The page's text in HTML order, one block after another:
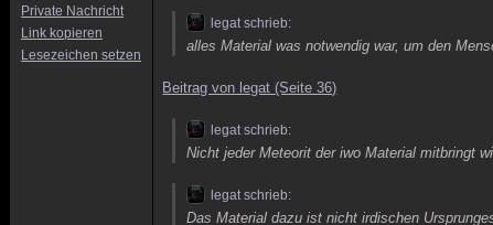
Private Nachricht
Link kopieren
Lesezeichen setzen
legat schrieb:
alles Material was notwendig war, um den
Beitrag von legat (Seite 36)
legat schrieb:
Nicht jeder Meteorit der iwo Material mitbringt
legat schrieb:
Das Material dazu ist nicht irdischen